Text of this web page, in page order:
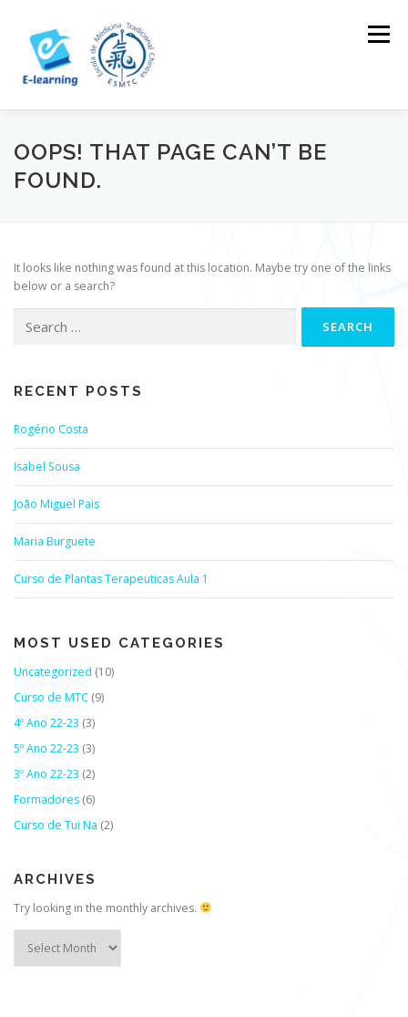
content
Menu
OOPS! THAT PAGE CAN’T BE
FOUND.
It looks like nothing was found at this location. Maybe try one of the links
below or a search?
for:
RECENT POSTS
Rogério Costa
Isabel Sousa
João Miguel Pais
Maria Burguete
Curso de Plantas Terapeuticas Aula 1
MOST USED CATEGORIES
Uncategorized (10)
Curso de MTC (9)
4º Ano 22-23 (3)
5º Ano 22-23 (3)
3º Ano 22-23 (2)
Formadores (6)
Curso de Tui Na (2)
ARCHIVES
Try looking in the monthly archives.